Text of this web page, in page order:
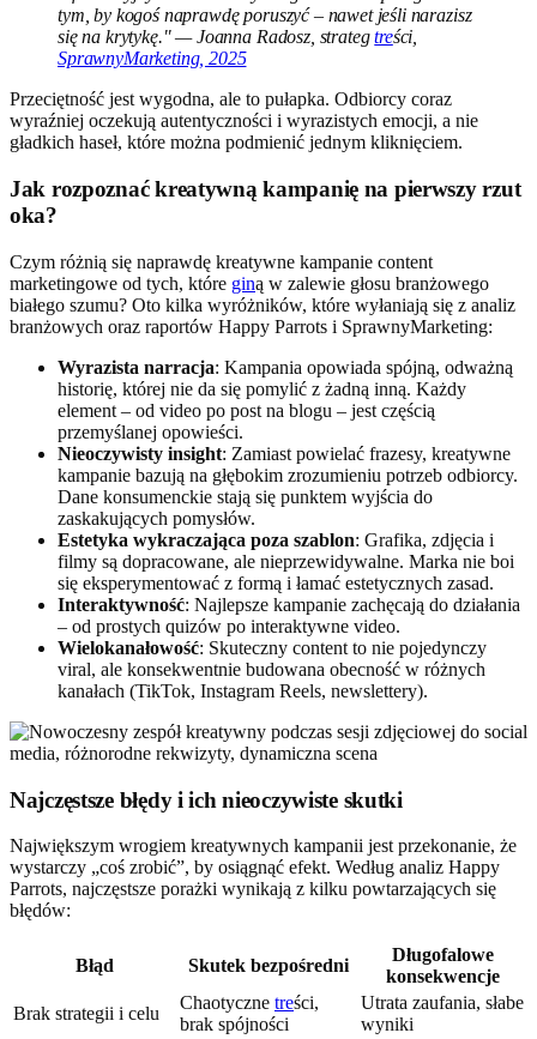
tym, by kogoś naprawdę poruszyć – nawet jeśli narazisz
się na krytykę." — Joanna Radosz, strategtreści,
SprawnyMarketing, 2025
Przeciętność jest wygodna, ale to pułapka. Odbiorcy coraz
wyraźniej oczekują autentyczności i wyrazistych emocji, a nie
gładkich haseł, które można podmienić jednym kliknięciem.
Jak rozpoznać kreatywną kampanię na pierwszy rzut
oka?
Czym różnią się naprawdę kreatywne kampanie content
marketingowe od tych, które giną w zalewie głosu branżowego
białego szumu? Oto kilka wyróżników, które wyłaniają się z analiz
branżowych oraz raportów Happy Parrots i SprawnyMarketing:
Wyrazista narracja: Kampania opowiada spójną, odważną
historię, której nie da się pomylić z żadną inną. Każdy
element – od video po post na blogu – jest częścią
przemyślanej opowieści.
Nieoczywisty insight: Zamiast powielać frazesy, kreatywne
kampanie bazują na głębokim zrozumieniu potrzeb odbiorcy.
Dane konsumenckie stają się punktem wyjścia do
zaskakujących pomysłów.
Estetyka wykraczająca poza szablon: Grafika, zdjęcia i
filmy są dopracowane, ale nieprzewidywalne. Marka nie boi
się eksperymentować z formą i łamać estetycznych zasad.
Interaktywność: Najlepsze kampanie zachęcają do działania
– od prostych quizów po interaktywne video.
Wielokanałowość: Skuteczny content to nie pojedynczy
viral, ale konsekwentnie budowana obecność w różnych
kanałach (TikTok, Instagram Reels, newslettery).
Najczęstsze błędy i ich nieoczywiste skutki
Największym wrogiem kreatywnych kampanii jest przekonanie, że
wystarczy „coś zrobić”, by osiągnąć efekt. Według analiz Happy
Parrots, najczęstsze porażki wynikają z kilku powtarzających się
błędów:
Błąd Skutek bezpośredni
Długofalowe
konsekwencje
Brak strategii i celu
Chaotyczne treści,
brak spójności
Utrata zaufania, słabe
wyniki